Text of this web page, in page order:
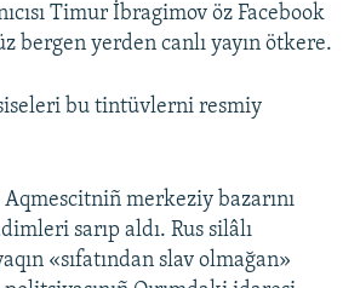
Timur İbragimov öz Facebook
bergen yerden canlı yayın ötkere.
bu tintüvlerni resmiy
merkeziy bazarını
sarıp aldı. Rus silâlı
«sıfatından slav olmağan»